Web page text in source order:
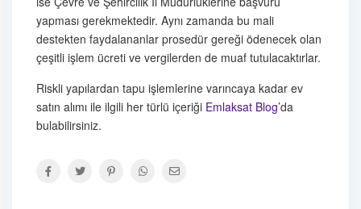
yapması gerekmektedir. Aynı zamanda bu mali
destekten faydalananlar prosedür gereği ödenecek olan
çeşitli işlem ücreti ve vergilerden de muaf tutulacaktırlar.
Riskli yapılardan tapu işlemlerine varıncaya kadar ev
satın alımı ile ilgili her türlü içeriği Emlaksat Blog’da
bulabilirsiniz.